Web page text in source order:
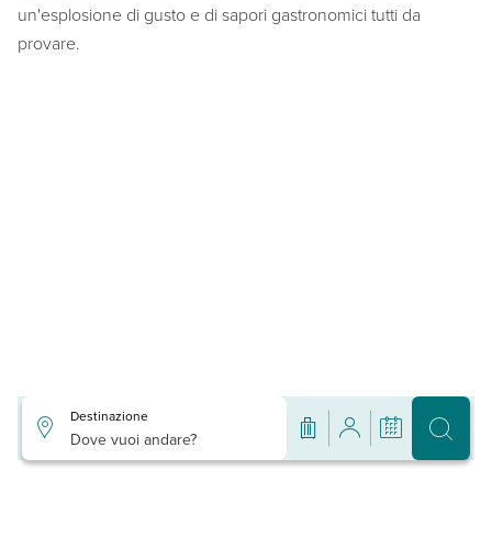
un'esplosione di gusto e di sapori gastronomici tutti da
provare.
Destinazione
Dove vuoi andare?